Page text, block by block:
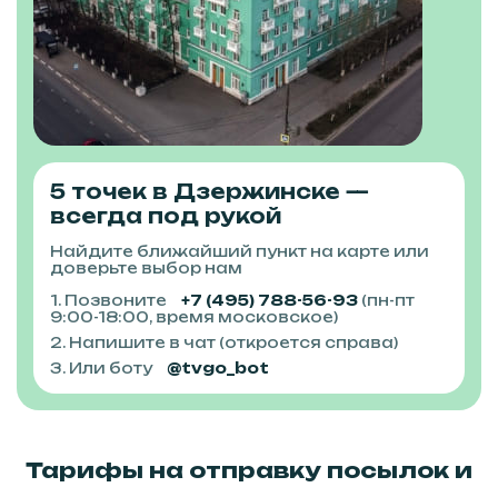
5 точек в Дзержинске —
всегда под рукой
Найдите ближайший пункт на карте или
доверьте выбор нам
1. Позвоните
+7 (495) 788-56-93 (пн-пт
9:00-18:00, время московское)
2. Напишите в чат (откроется справа)
3. Или боту
@tvgo_bot
Тарифы на отправку посылок и